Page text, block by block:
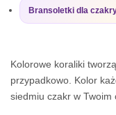
Bransoletki dla
Kolorowe koraliki
przypadkowo. Kolor
siedmiu czakr w Twoim